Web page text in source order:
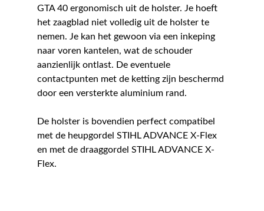
GTA 40 ergonomisch uit de holster. Je hoeft
het zaagblad niet volledig uit de holster te
nemen. Je kan het gewoon via een inkeping
naar voren kantelen, wat de schouder
aanzienlijk ontlast. De eventuele
contactpunten met de ketting zijn beschermd
door een versterkte aluminium rand.
De holster is bovendien perfect compatibel
met de heupgordel STIHL ADVANCE X-Flex
en met de draaggordel STIHL ADVANCE X-
Flex.